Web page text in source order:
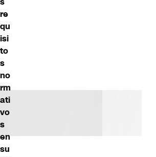
re
qu
isi
to
s
no
rm
ati
vo
s
en
su